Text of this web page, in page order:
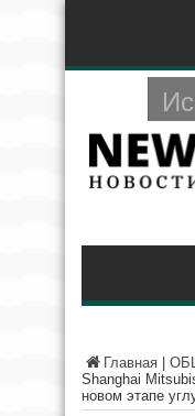
Главная
Shanghai
новом этапе